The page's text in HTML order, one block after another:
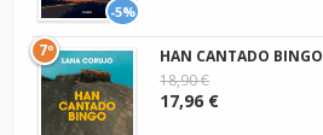
-5%
7º
HAN CANTADO BINGO
18,90 €
17,96 €